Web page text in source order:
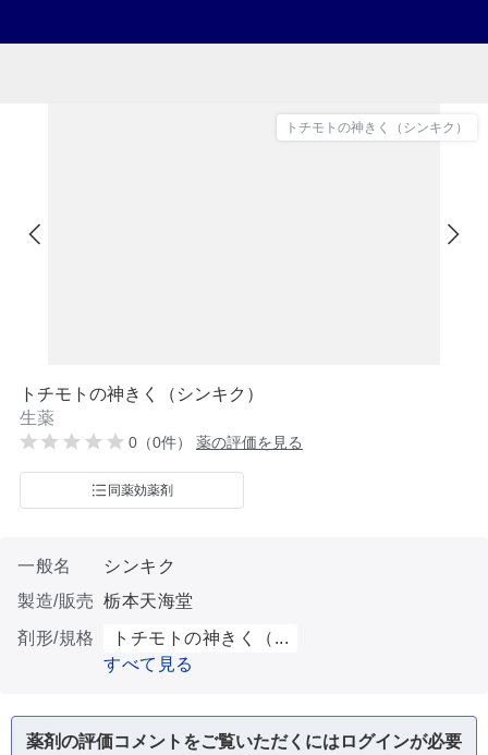
トチモトの神きく（シンキク）
トチモトの神きく（シンキク）
生薬
0（0件） 薬の評価を見る
同薬効薬剤
一般名
シンキク
製造/販売 栃本天海堂
剤形/規格
トチモトの神きく（...
すべて見る
薬剤の評価コメントをご覧いただくにはログインが必要